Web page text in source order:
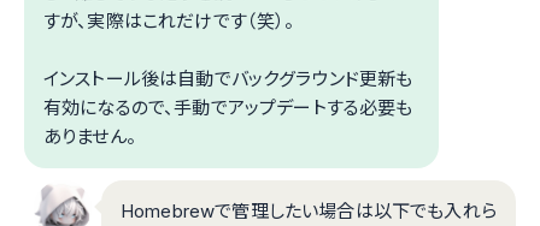
すが、実際はこれだけです（笑）。
インストール後は自動でバックグラウンド更新も
有効になるので、手動でアップデートする必要も
ありません。
Homebrewで管理したい場合は以下でも入れら